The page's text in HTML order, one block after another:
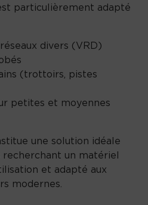
particulièrement adapté
divers (VRD)
(trottoirs, pistes
petites et moyennes
une solution idéale
un matériel
et adapté aux
modernes.